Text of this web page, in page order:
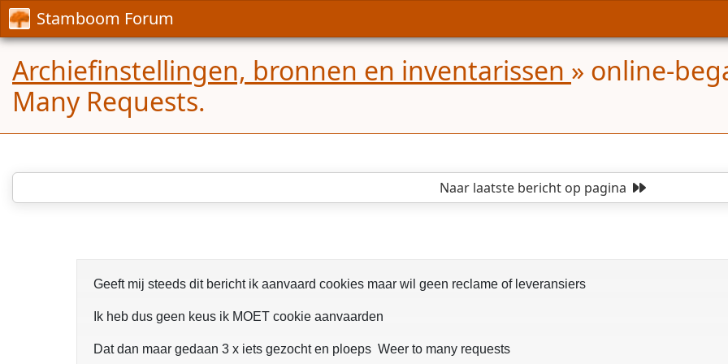
Stamboom Forum
Archiefinstellingen, bronnen en inventarissen » online-
Many Requests.
Naar laatste berichtop pagina
Geeft mij steeds dit bericht ik aanvaard cookies maar wil geen reclame of leveransiers
Ik heb dus geen keus ik MOET cookie aanvaarden
Dat dan maar gedaan 3 x iets gezocht en ploeps Weer to many requests